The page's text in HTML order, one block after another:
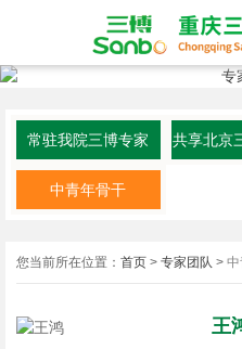
常驻我院三博专家
中青年骨干
您当前所在位置： 首页 > 专家团队 >
王